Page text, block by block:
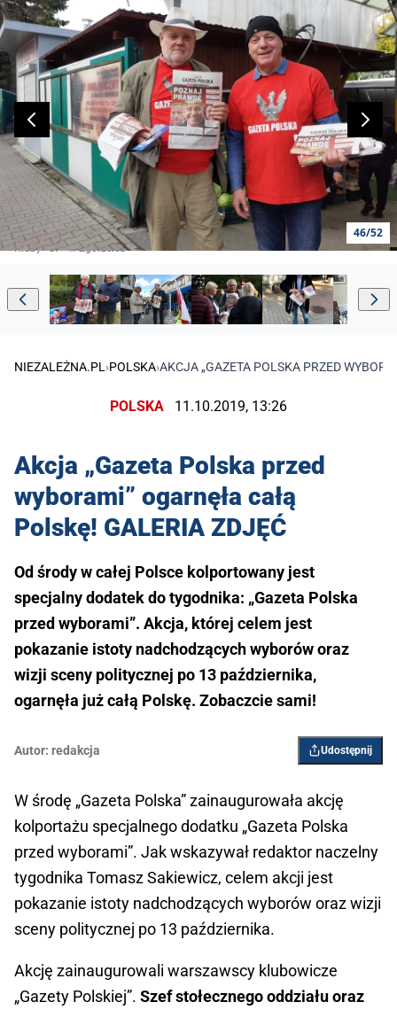
46/52
Kluby "GP" w Zgorzelcu
NIEZALEŻNA.PL ›POLSKA›AKCJA „GAZETA POLSKA PRZED
POLSKA 11.10.2019, 13:26
Akcja „Gazeta Polska przed
wyborami” ogarnęła całą
Polskę! GALERIA ZDJĘĆ
Od środy w całej Polsce kolportowany jest
specjalny dodatek do tygodnika: „Gazeta Polska
przed wyborami”. Akcja, której celem jest
pokazanie istoty nadchodzących wyborów oraz
wizji sceny politycznej po 13 października,
ogarnęła już całą Polskę. Zobaczcie sami!
Autor: redakcja Udostępnij
W środę „Gazeta Polska” zainaugurowała akcję
kolportażu specjalnego dodatku „Gazeta Polska
przed wyborami”. Jak wskazywał redaktor naczelny
tygodnika Tomasz Sakiewicz, celem akcji jest
pokazanie istoty nadchodzących wyborów oraz wizji
sceny politycznej po 13 października.
Akcję zainaugurowali warszawscy klubowicze
„Gazety Polskiej”. Szef stołecznego oddziału oraz